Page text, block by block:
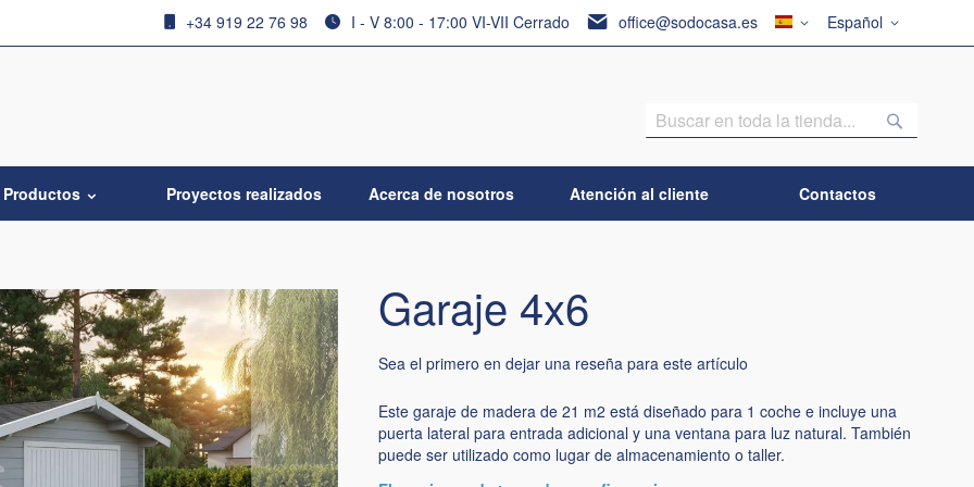
Lenguaje
Español
País
office@sodocasa.es
I - V 8:00 - 17:00 VI-VII Cerrado
+34 919 22 76 98
Productos Proyectos realizados Acerca de nosotros Atención al cliente Contactos
Garaje 4x6
Sea el primero en dejar una reseña para este artículo
Este garaje de madera de 21 m2 está diseñado para 1 coche e incluye una
puerta lateral para entrada adicional y una ventana para luz natural. También
puede ser utilizado como lugar de almacenamiento o taller.